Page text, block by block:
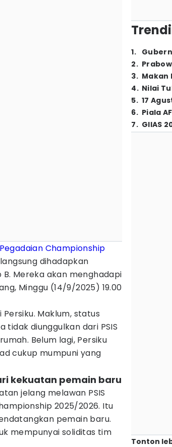
Pegadaian Championship
dihadapkan
Mereka akan menghadapi
Minggu (14/9/2025) 19.00
Maklum, status
diunggulkan dari PSIS
Belum lagi, Persiku
cukup mumpuni yang
kekuatan pemain baru
jelang melawan PSIS
2025/2026. Itu
pemain baru.
mempunyai soliditas tim
1.
2.
3. Makan
4. Nilai
5. 17
6. Piala
7. GIIAS
Tonton